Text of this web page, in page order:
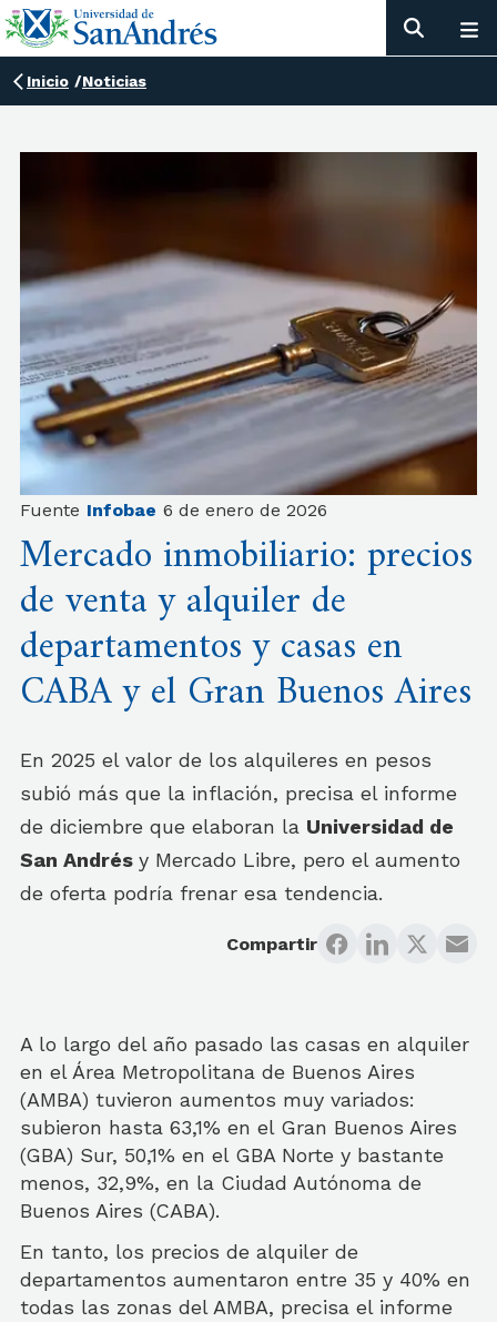
Inicio /Noticias
Fuente Infobae 6 de enero de 2026
Mercado inmobiliario: precios
de venta y alquiler de
departamentos y casas en
CABA y el Gran Buenos Aires
En 2025 el valor de los alquileres en pesos
subió más que la inflación, precisa el informe
de diciembre que elaboran la Universidad de
San Andrés y Mercado Libre, pero el aumento
de oferta podría frenar esa tendencia.
Compartir
A lo largo del año pasado las casas en alquiler
en el Área Metropolitana de Buenos Aires
(AMBA) tuvieron aumentos muy variados:
subieron hasta 63,1% en el Gran Buenos Aires
(GBA) Sur, 50,1% en el GBA Norte y bastante
menos, 32,9%, en la Ciudad Autónoma de
Buenos Aires (CABA).
En tanto, los precios de alquiler de
departamentos aumentaron entre 35 y 40% en
todas las zonas del AMBA, precisa el informe